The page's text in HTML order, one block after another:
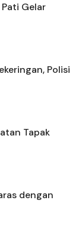
Gelar
Polisi
Tapak
dengan